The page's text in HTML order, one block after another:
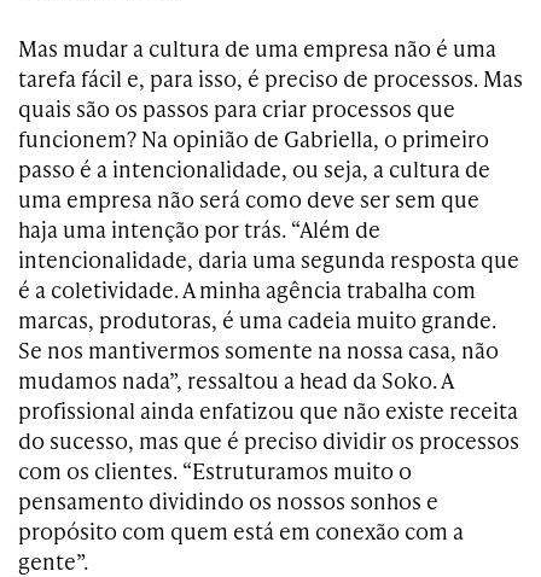
Mas mudar a cultura de uma empresa não é uma
tarefa fácil e, para isso, é preciso de processos. Mas
quais são os passos para criar processos que
funcionem? Na opinião de Gabriella, o primeiro
passo é a intencionalidade, ou seja, a cultura de
uma empresa não será como deve ser sem que
haja uma intenção por trás. “Além de
intencionalidade, daria uma segunda resposta que
é a coletividade. A minha agência trabalha com
marcas, produtoras, é uma cadeia muito grande.
Se nos mantivermos somente na nossa casa, não
mudamos nada”, ressaltou a head da Soko. A
profissional ainda enfatizou que não existe receita
do sucesso, mas que é preciso dividir os processos
com os clientes. “Estruturamos muito o
pensamento dividindo os nossos sonhos e
propósito com quem está em conexão com a
gente”.